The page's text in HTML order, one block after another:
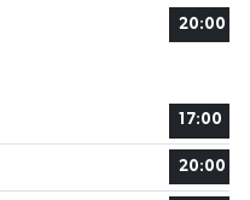
20:00
17:00
20:00